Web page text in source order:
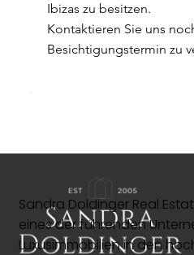
Ibizas zu besitzen.
Kontaktieren Sie uns
Besichtigungstermin zu
Sandra Doldinger Real
eines der führenden
Luxusimmobilien in den